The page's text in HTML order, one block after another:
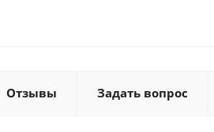
Отзывы Задать вопрос